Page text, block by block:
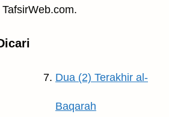
Dua (2) Terakhir al-
Baqarah